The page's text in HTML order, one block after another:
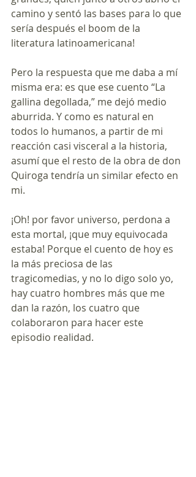
camino y sentó las bases para lo que
sería después el boom de la
literatura latinoamericana!
Pero la respuesta que me daba a mí
misma era: es que ese cuento “La
gallina degollada,” me dejó medio
aburrida. Y como es natural en
todos lo humanos, a partir de mi
reacción casi visceral a la historia,
asumí que el resto de la obra de don
Quiroga tendría un similar efecto en
mi.
¡Oh! por favor universo, perdona a
esta mortal, ¡que muy equivocada
estaba! Porque el cuento de hoy es
la más preciosa de las
tragicomedias, y no lo digo solo yo,
hay cuatro hombres más que me
dan la razón, los cuatro que
colaboraron para hacer este
episodio realidad.